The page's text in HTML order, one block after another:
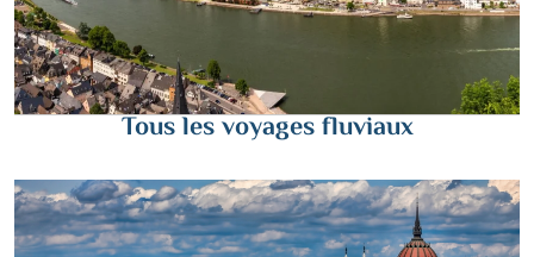
Tous les voyages fluviaux